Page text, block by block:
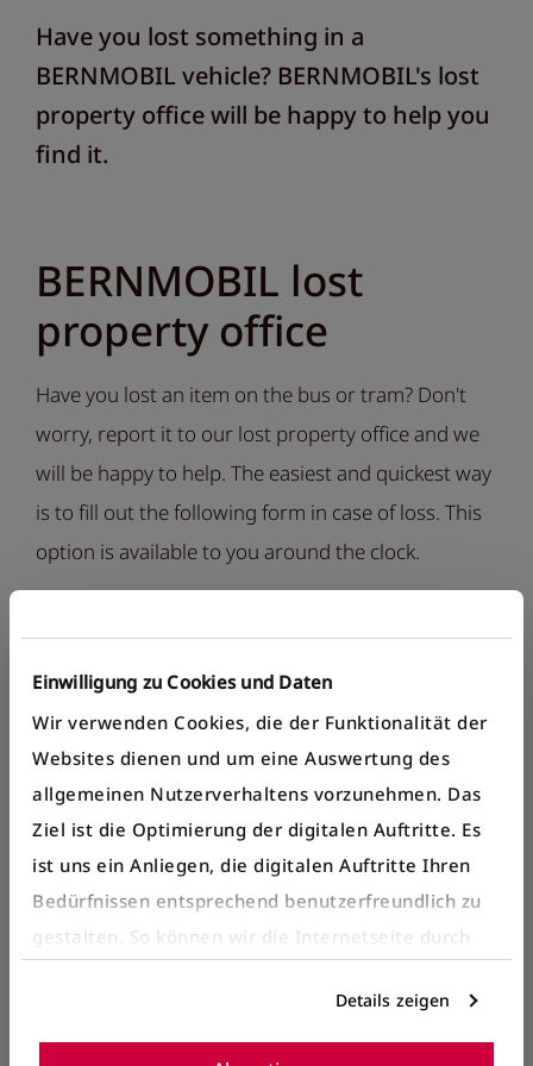
Einwilligung zu Cookies und Daten
Wir verwenden Cookies, die der Funktionalität der
Websites dienen und um eine Auswertung des
allgemeinen Nutzerverhaltens vorzunehmen. Das
Ziel ist die Optimierung der digitalen Auftritte. Es
ist uns ein Anliegen, die digitalen Auftritte Ihren
Bedürfnissen entsprechend benutzerfreundlich zu
gestalten. So können wir die Internetseite durch
Internetseite, die für Sie interessant sein können,
optimieren.
Details zeigen
Have you lost something in a
BERNMOBIL vehicle? BERNMOBIL's lost
property office will be happy to help you
find it.
BERNMOBIL lost
property office
Have you lost an item on the bus or tram? Don't
worry, report it to our lost property office and we
will be happy to help. The easiest and quickest way
is to fill out the following form in case of loss. This
option is available to you around the clock.
Lost property form
The next day at our
service centre
We will be happy to help you find your mobile
you have left behind. If items are found in a vehicle,
our driving service staff will bring them to us. Call